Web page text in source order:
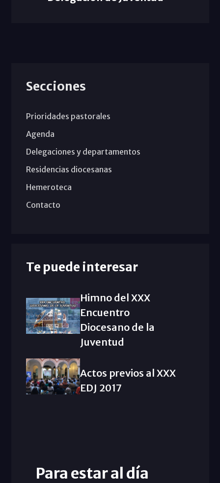
Secciones
Prioridades pastorales
Agenda
Delegaciones y departamentos
Residencias diocesanas
Hemeroteca
Contacto
Te puede interesar
Himno del XXX
Encuentro
Diocesano de la
Juventud
Actos previos al XXX
EDJ 2017
Para estar al día